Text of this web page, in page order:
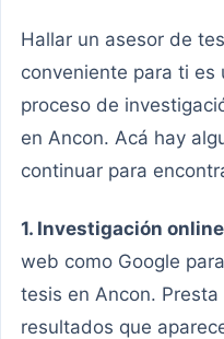
Hallar un asesor de
conveniente para ti es
proceso de
en Ancon. Acá hay
continuar para
1. Investigación
web como Google
tesis en Ancon.
resultados que